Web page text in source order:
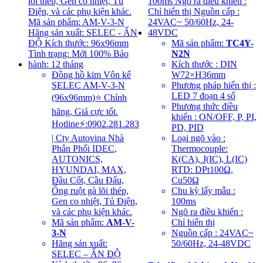
Đồng hồ kim Vôn kế
SELEC AM-V-3-N
(96x96mm)⭐ Chính
hãng, Giá cực tốt.
Hotline⚡:0902.281.283
| Cty Autovina Nhà
Phân Phối IDEC,
AUTONICS,
HYUNDAI, MAX,
Đầu Cốt, Cầu Đấu,
Ống ruột gà lõi thép,
Gen co nhiệt, Tủ Điện,
và các phụ kiện khác.
Mã sản phẩm: AM-V-
3-N
Hãng sản xuất:
SELEC – ẤN ĐỘ
Mã sản phẩm: TC4Y-
N2N
Kích thước : DIN
W72×H36mm
Phương pháp hiển thị :
LED 7 đoạn 4 số
Phương thức điều
khiển : ON/OFF, P, PI,
PD, PID
Loại ngõ vào :
Thermocouple:
K(CA), J(IC), L(IC)
RTD: DPt100Ω,
Cu50Ω
Chu kỳ lấy mẫu :
100ms
Ngõ ra điều khiển :
Chỉ hiển thị
Nguồn cấp : 24VAC~
50/60Hz, 24-48VDC